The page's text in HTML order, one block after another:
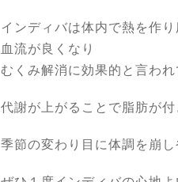
インディバは体内で熱を作
血流が良くなり
むくみ解消に効果的と言われ
代謝が上がることで脂肪が
季節の変わり目に体調を崩し